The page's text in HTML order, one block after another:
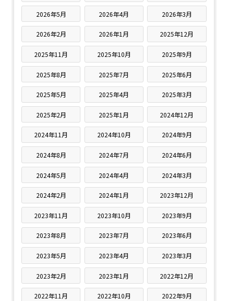
2026年5月 2026年4月 2026年3月
2026年2月 2026年1月 2025年12月
2025年11月 2025年10月 2025年9月
2025年8月 2025年7月 2025年6月
2025年5月 2025年4月 2025年3月
2025年2月 2025年1月 2024年12月
2024年11月 2024年10月 2024年9月
2024年8月 2024年7月 2024年6月
2024年5月 2024年4月 2024年3月
2024年2月 2024年1月 2023年12月
2023年11月 2023年10月 2023年9月
2023年8月 2023年7月 2023年6月
2023年5月 2023年4月 2023年3月
2023年2月 2023年1月 2022年12月
2022年11月 2022年10月 2022年9月